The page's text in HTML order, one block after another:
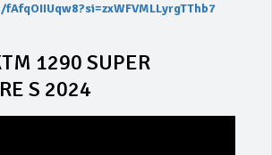
1290 SUPER
S 2024